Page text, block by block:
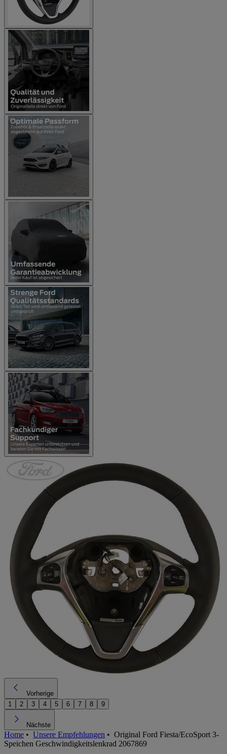
Vorherige
1
2 3 4 5 6 7 8 9
Nächste
Home • Unsere Empfehlungen • Original Ford Fiesta/EcoSport 3-
Speichen Geschwindigkeitslenkrad 2067869